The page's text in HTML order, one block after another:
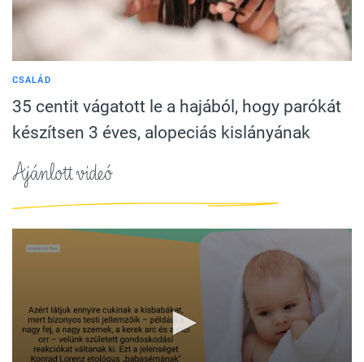
CSALÁD
35 centit vágatott le a hajából, hogy parókát
készítsen 3 éves, alopeciás kislányának
Ajánlott videó